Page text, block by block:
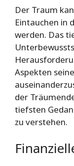
Der Traum
Eintauchen in
werden. Das
Aspekten
der
tiefsten
zu verstehen.